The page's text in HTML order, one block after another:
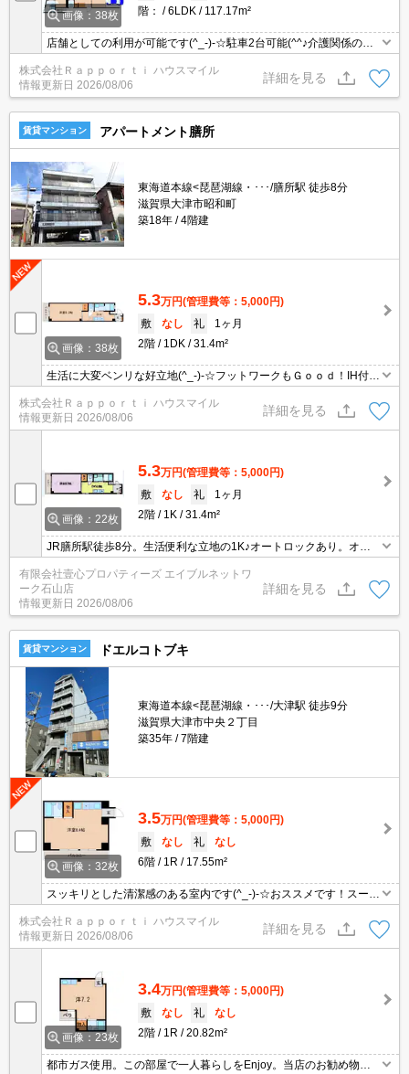
画像：38枚
階：
6LDK 117.17m²
店舗としての利用が可能です(^_-)-☆駐車2台可能(^^♪介護関係の事
す！是非ご覧になって下さい！室内はキレイにリフォーム済です！
株式会社Ｒａｐｐｏｒｔｉ ハウスマイル
情報更新日 2026/08/06
詳細を見る
賃貸マンション アパートメント膳所
東海道本線<琵琶湖線・･･･/膳所駅 徒歩8分
滋賀県大津市昭和町
築18年
4階建
画像：38枚
5.3万円(管理費等：5,000円)
敷
なし 礼
1ヶ月
2階
1DK 31.4m²
生活に大変ベンリな好立地(^_-)-☆フットワークもＧｏｏｄ！IH付き
しい設備付き！間取りは使いやすいバス・トイレ・洗面セパレート
です(^^♪
株式会社Ｒａｐｐｏｒｔｉ ハウスマイル
情報更新日 2026/08/06
詳細を見る
画像：22枚
5.3万円(管理費等：5,000円)
敷
なし 礼
1ヶ月
2階
1K 31.4m²
JR膳所駅徒歩8分。生活便利な立地の1K♪オートロックあり。オー
有限会社壹心プロパティーズ エイブルネットワ
ーク石山店
情報更新日 2026/08/06
詳細を見る
賃貸マンション ドエルコトブキ
東海道本線<琵琶湖線・･･･/大津駅 徒歩9分
滋賀県大津市中央２丁目
築35年
7階建
画像：32枚
3.5万円(管理費等：5,000円)
敷
なし 礼
なし
6階
1R 17.55m²
スッキリとした清潔感のある室内です(^_-)-☆おススメです！スーパ
津駅』も近くてフットワークもＧｏｏｄです(^^♪是非ご覧になって
下さい！
株式会社Ｒａｐｐｏｒｔｉ ハウスマイル
情報更新日 2026/08/06
詳細を見る
画像：23枚
3.4万円(管理費等：5,000円)
敷
なし 礼
なし
2階
1R 20.82m²
都市ガス使用。この部屋で一人暮らしをEnjoy。当店のお勧め物件